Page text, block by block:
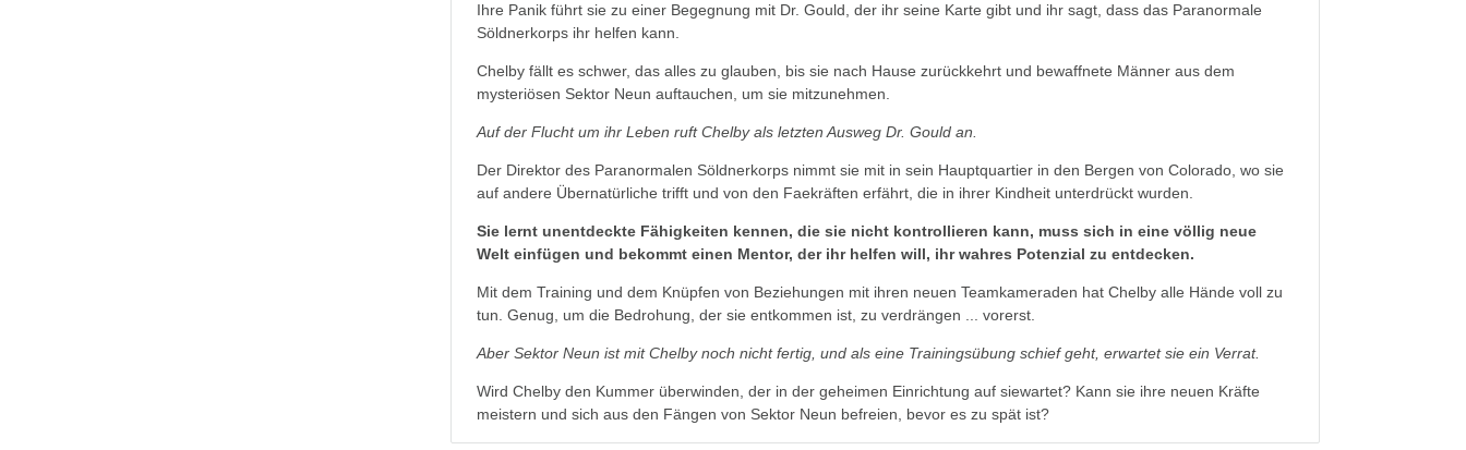
Ihre Panik führt sie zu einer Begegnung mit Dr. Gould, der ihr seine Karte gibt und ihr sagt, dass das Paranormale
Söldnerkorps ihr helfen kann.
Chelby fällt es schwer, das alles zu glauben, bis sie nach Hause zurückkehrt und bewaffnete Männer aus dem
mysteriösen Sektor Neun auftauchen, um sie mitzunehmen.
Auf der Flucht um ihr Leben ruft Chelby als letzten Ausweg Dr. Gould an.
Der Direktor des Paranormalen Söldnerkorps nimmt sie mit in sein Hauptquartier in den Bergen von Colorado, wo sie
auf andere Übernatürliche trifft und von den Faekräften erfährt, die in ihrer Kindheit unterdrückt wurden.
Sie lernt unentdeckte Fähigkeiten kennen, die sie nicht kontrollieren kann, muss sich in eine völlig neue
Welt einfügen und bekommt einen Mentor, der ihr helfen will, ihr wahres Potenzial zu entdecken.
Mit dem Training und dem Knüpfen von Beziehungen mit ihren neuen Teamkameraden hat Chelby alle Hände voll zu
tun. Genug, um die Bedrohung, der sie entkommen ist, zu verdrängen ... vorerst.
Aber Sektor Neun ist mit Chelby noch nicht fertig, und als eine Trainingsübung schief geht, erwartet sie ein Verrat.
Wird Chelby den Kummer überwinden, der in der geheimen Einrichtung auf siewartet? Kann sie ihre neuen Kräfte
meistern und sich aus den Fängen von Sektor Neun befreien, bevor es zu spät ist?